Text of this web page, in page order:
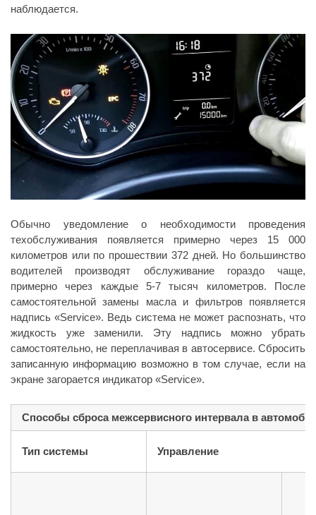
наблюдается.
Обычно уведомление о необходимости проведения
техобслуживания появляется примерно через 15 000
километров или по прошествии 372 дней. Но большинство
водителей производят обслуживание гораздо чаще,
примерно через каждые 5-7 тысяч километров. После
самостоятельной замены масла и фильтров появляется
надпись «Service». Ведь система не может распознать, что
жидкость уже заменили. Эту надпись можно убрать
самостоятельно, не переплачивая в автосервисе. Сбросить
записанную информацию возможно в том случае, если на
экране загорается индикатор «Service».
Способы сброса межсервисного интервала в
Тип системы Управление